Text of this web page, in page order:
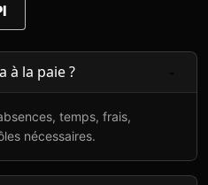
à la paie ?
temps, frais,
nécessaires.